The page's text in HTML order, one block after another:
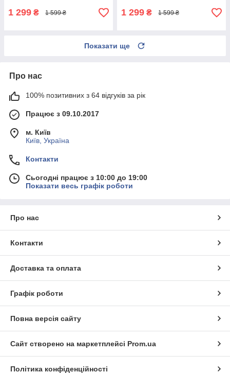
1 299 ₴ 1 599 ₴ 1 299 ₴ 1 599 ₴
Показати ще
Про нас
100% позитивних з 64 відгуків за рік
Працює з 09.10.2017
м. Київ
Київ, Україна
Контакти
Сьогодні працює з 10:00 до 19:00
Показати весь графік роботи
Про нас
Контакти
Доставка та оплата
Графік роботи
Повна версія сайту
Сайт створено на маркетплейсі Prom.ua
Політика конфіденційності